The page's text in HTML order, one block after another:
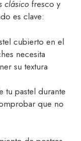
clásico fresco y
es clave:
cubierto en el
necesita
su textura
tu pastel durante
que no